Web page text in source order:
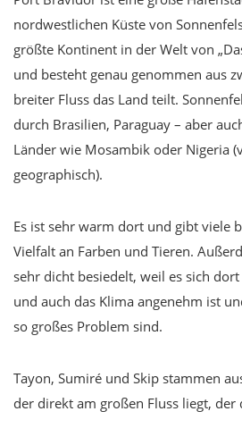
nordwestlichen Küste von
größte Kontinent in der Welt von
und besteht genau genommen aus
breiter Fluss das Land teilt.
durch Brasilien, Paraguay – aber
Länder wie Mosambik oder Nigeria
geographisch).
Es ist sehr warm dort und gibt viele
Vielfalt an Farben und Tieren.
sehr dicht besiedelt, weil es sich
und auch das Klima angenehm ist
so großes Problem sind.
Tayon, Sumiré und Skip stammen
der direkt am großen Fluss liegt, der